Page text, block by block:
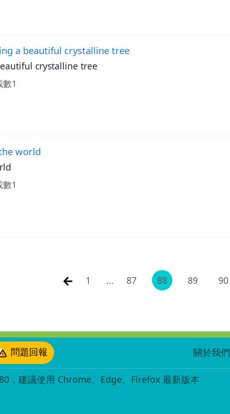
a beautiful crystalline tree
crystalline tree
1
world
1
1 ... 87 88 89 90
問題回報 關於我們
，建議使用 Chrome、Edge、Firefox 最新版本